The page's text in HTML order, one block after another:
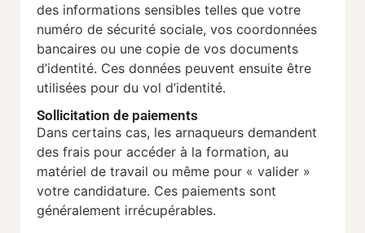
des informations sensibles telles que votre
numéro de sécurité sociale, vos coordonnées
bancaires ou une copie de vos documents
d’identité. Ces données peuvent ensuite être
utilisées pour du vol d’identité.
Sollicitation de paiements
Dans certains cas, les arnaqueurs demandent
des frais pour accéder à la formation, au
matériel de travail ou même pour « valider »
votre candidature. Ces paiements sont
généralement irrécupérables.